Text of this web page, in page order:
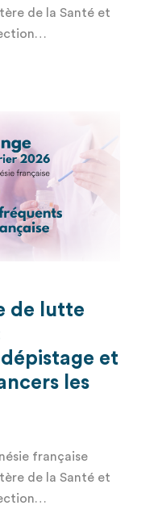
de la Santé et
de lutte
et
les
française
de la Santé et